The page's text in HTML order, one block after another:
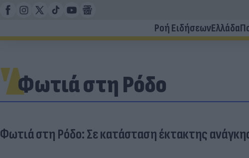
Ροή ΕιδήσεωνΕλλάδα
Φωτιά στη Ρόδο
Φωτιά στη Ρόδο: Σε κατάσταση έκτακτης